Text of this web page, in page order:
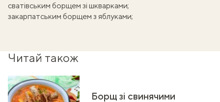
сватівським борщем зі шкварками;
закарпатським борщем з яблуками;
Читай також
Борщ зі свинячими